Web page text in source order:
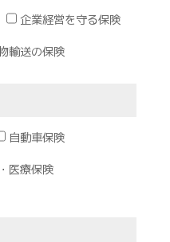
企業経営を守る保険
輸送の保険
自動車保険
医療保険